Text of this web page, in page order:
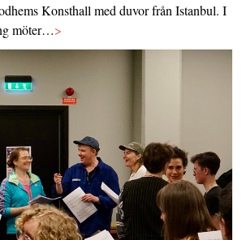
Konsthall med duvor från Istanbul. I
möter…>